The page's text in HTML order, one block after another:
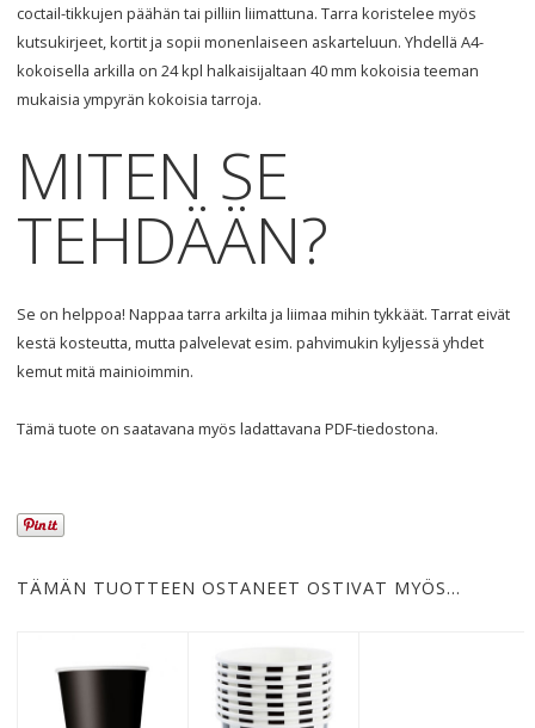
coctail-tikkujen päähän tai pilliin liimattuna. Tarra koristelee myös
kutsukirjeet, kortit ja sopii monenlaiseen askarteluun. Yhdellä A4-
kokoisella arkilla on 24 kpl halkaisijaltaan 40 mm kokoisia teeman
mukaisia ympyrän kokoisia tarroja.
MITEN SE
TEHDÄÄN?
Se on helppoa! Nappaa tarra arkilta ja liimaa mihin tykkäät. Tarrat eivät
kestä kosteutta, mutta palvelevat esim. pahvimukin kyljessä yhdet
kemut mitä mainioimmin.
Tämä tuote on saatavana myös ladattavanaPDF-tiedostona.
TÄMÄN TUOTTEEN OSTANEET OSTIVAT MYÖS…